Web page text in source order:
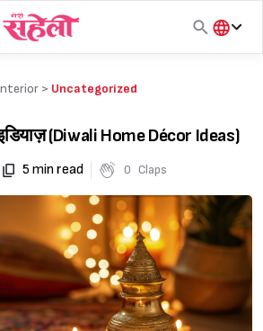
हिंदी
> Uncategorized
(Diwali Home Décor Ideas)
5 min read 0 Claps